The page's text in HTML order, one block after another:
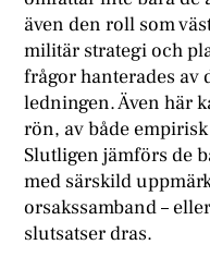
även den roll som
militär strategi och
frågor hanterades
ledningen. Även här
rön, av både
Slutligen jämförs de
med särskild
orsakssamband –
slutsatser dras.